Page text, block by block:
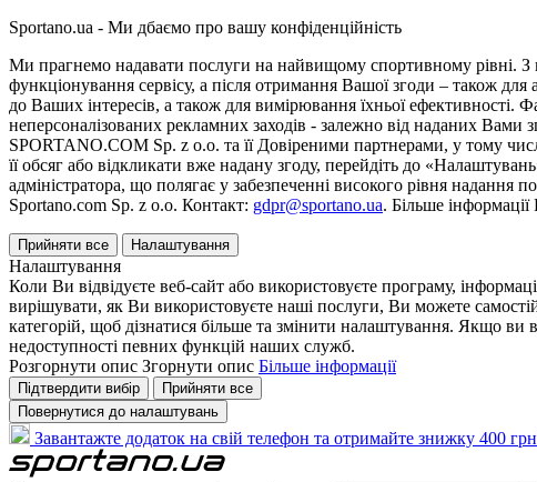
Sportano.ua - Ми дбаємо про вашу конфіденційність
Ми прагнемо надавати послуги на найвищому спортивному рівні. З
функціонування сервісу, а після отримання Вашої згоди – також для
до Ваших інтересів, а також для вимірювання їхньої ефективності.
неперсоналізованих рекламних заходів - залежно від наданих
SPORTANO.COM Sp. z o.o. та її Довіреними партнерами, у тому
її обсяг або відкликати вже надану згоду, перейдіть до
адміністратора, що полягає у забезпеченні високого рівня надання
Sportano.com Sp. z o.o. Контакт: gdpr@sportano.ua. Більше
Прийняти все Налаштування
Налаштування
Коли Ви відвідуєте веб-сайт або використовуєте програму,
вирішувати, як Ви використовуєте наші послуги, Ви можете
категорій, щоб дізнатися більше та змінити налаштування. Якщо ви
недоступності певних функцій наших служб.
Розгорнути опис Згорнути опис Більше інформації
Підтвердити вибір
Прийняти все
Повернутися до налаштувань
Завантажте додаток на свій телефон та отримайте знижку 400